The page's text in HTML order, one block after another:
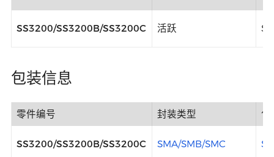
SS3200/SS3200B/SS3200C 活跃
包装信息
零件编号 封装类型 包
SS3200/SS3200B/SS3200C SMA/SMB/SMC